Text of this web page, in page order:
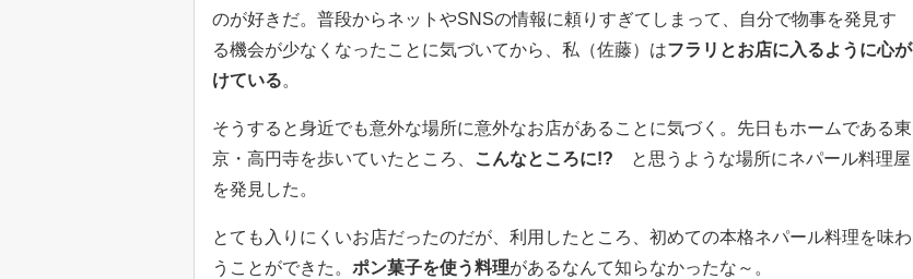
のが好きだ。普段からネットやSNSの情報に頼りすぎてしまって、自分で物事を発見す
る機会が少なくなったことに気づいてから、私（佐藤）はフラリとお店に入るように心が
けている。
そうすると身近でも意外な場所に意外なお店があることに気づく。先日もホームである東
京・高円寺を歩いていたところ、
こんなところに!? と思うような場所にネパール料理屋
を発見した。
とても入りにくいお店だったのだが、利用したところ、初めての本格ネパール料理を味わ
うことができた。 ポン菓子を使う料理があるなんて知らなかったな～。